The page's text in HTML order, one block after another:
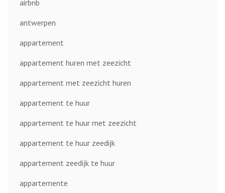
airbnb
antwerpen
appartement
appartement huren met zeezicht
appartement met zeezicht huren
appartement te huur
appartement te huur met zeezicht
appartement te huur zeedijk
appartement zeedijk te huur
appartemente